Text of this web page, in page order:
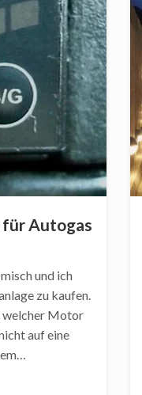
Autogas
und ich
zu kaufen.
welcher Motor
auf eine